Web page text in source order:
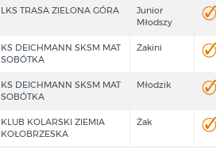
LKS TRASA ZIELONA GÓRA
Junior
Młodszy
KS DEICHMANN SKSM MAT
SOBÓTKA
Żakini
KS DEICHMANN SKSM MAT
SOBÓTKA
Młodzik
KLUB KOLARSKI ZIEMIA
KOŁOBRZESKA
Żak